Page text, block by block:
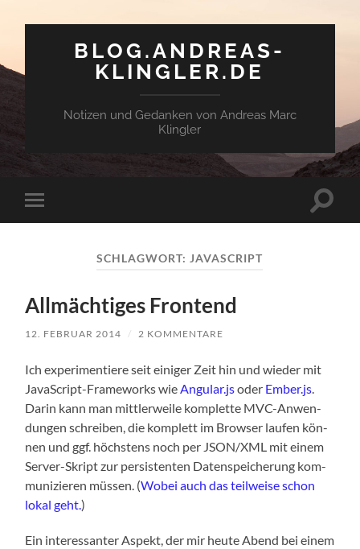
BLOG.ANDREAS-
KLINGLER.DE
Notizen und Gedanken von Andreas Marc
Klingler
Mobile-
Menü
SCHLAGWORT: JAVASCRIPT
All­mäch­ti­ges Frontend
12. FEBRUAR 2014 / 2 KOMMENTARE
Ich expe­ri­men­tie­re seit eini­ger Zeit hin und wie­der mit
Java­Script-Frame­works wieAngular.jsoder Ember.js.
Dar­in kann man mitt­ler­wei­le kom­plet­te MVC-Anwen­
dun­gen schrei­ben, die kom­plett im Brow­ser lau­fen kön­
nen und ggf. höchs­tens noch per JSON/XML mit einem
Ser­ver-Skript zur per­sis­ten­ten Daten­spei­che­rung kom­
mu­ni­zie­ren müs­sen. (Wobei auch das teil­wei­se schon
lokal geht.)
Ein inter­es­san­ter Aspekt, der mir heu­te Abend bei einem